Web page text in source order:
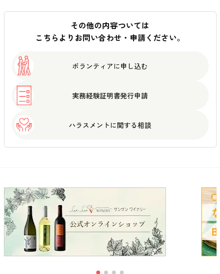
その他の内容ついては
こちらよりお問い合わせ・申請ください。
ボランティアに申し込む
実務経験証明書発行申請
ハラスメントに関する相談